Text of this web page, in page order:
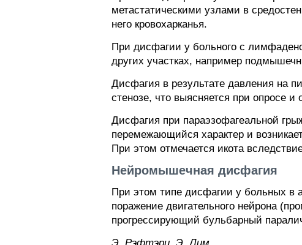
метастатическими узлами в
него кровохарканья.
При дисфагии у больного с
других участках, например
Дисфагия в результате давления на
стенозе, что выясняется при опросе и
Дисфагия при параэзофагеальной
перемежающийся характер и
При этом отмечается икота
Нейромышечная дисфагия
При этом типе дисфагии у больных в
поражение двигательного нейрона
прогрессирующий бульбарный